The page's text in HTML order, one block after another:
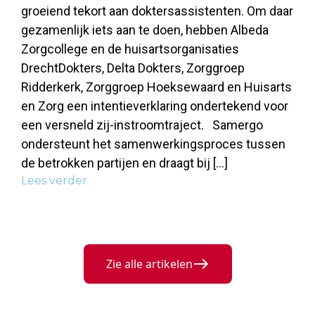
groeiend tekort aan doktersassistenten. Om daar
gezamenlijk iets aan te doen, hebben Albeda
Zorgcollege en de huisartsorganisaties
DrechtDokters, Delta Dokters, Zorggroep
Ridderkerk, Zorggroep Hoeksewaard en Huisarts
en Zorg een intentieverklaring ondertekend voor
een versneld zij-instroomtraject. Samergo
ondersteunt het samenwerkingsproces tussen
de betrokken partijen en draagt bij […]
Lees verder
Zie alle artikelen